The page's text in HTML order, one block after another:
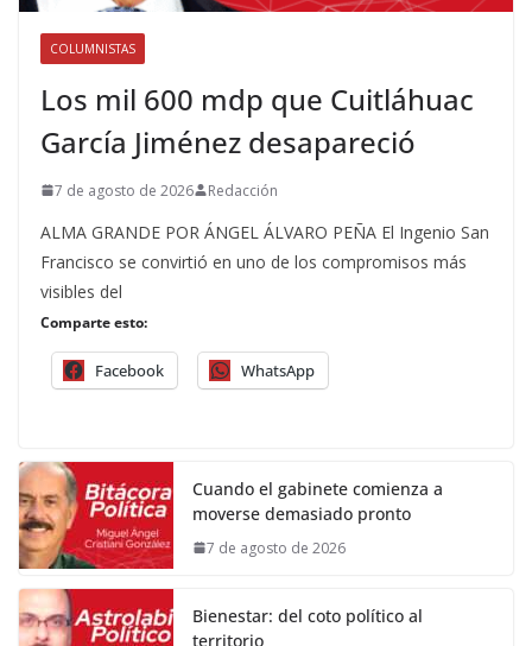
COLUMNISTAS
Los mil 600 mdp que Cuitláhuac
García Jiménez desapareció
7 de agosto de 2026 Redacción
ALMA GRANDE POR ÁNGEL ÁLVARO PEÑA El Ingenio San
Francisco se convirtió en uno de los compromisos más
visibles del
Comparte esto:
Facebook WhatsApp
Cuando el gabinete comienza a
moverse demasiado pronto
7 de agosto de 2026
Bienestar: del coto político al
territorio